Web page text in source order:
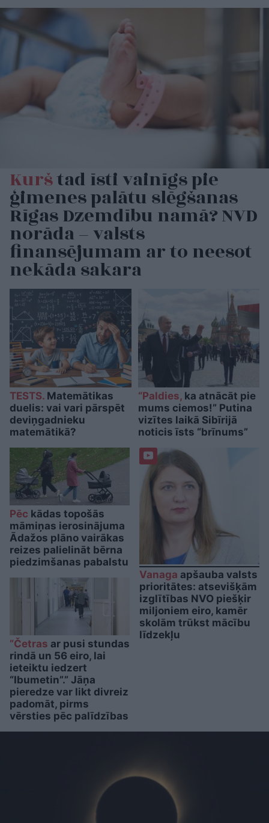
Kurštad īsti vainīgs pie
ģimenes palātu slēgšanas
Rīgas Dzemdību namā? NVD
norāda – valsts
finansējumam ar to neesot
nekāda sakara
TESTS. Matemātikas
duelis: vai vari pārspēt
deviņgadnieku
matemātikā?
“Paldies,ka atnācāt pie
mums ciemos!” Putina
vizītes laikā Sibīrijā
noticis īsts “brīnums”
Pēc kādas topošās
māmiņas ierosinājuma
Ādažos plāno vairākas
reizes palielināt bērna
piedzimšanas pabalstu
“Četras ar pusi stundas
rindā un 56 eiro, lai
ieteiktu iedzert
“Ibumetin”.” Jāņa
pieredze var likt divreiz
padomāt, pirms
vērsties pēc palīdzības
Vanaga apšauba valsts
prioritātes: atsevišķām
izglītības NVO piešķir
miljoniem eiro, kamēr
skolām trūkst mācību
līdzekļu